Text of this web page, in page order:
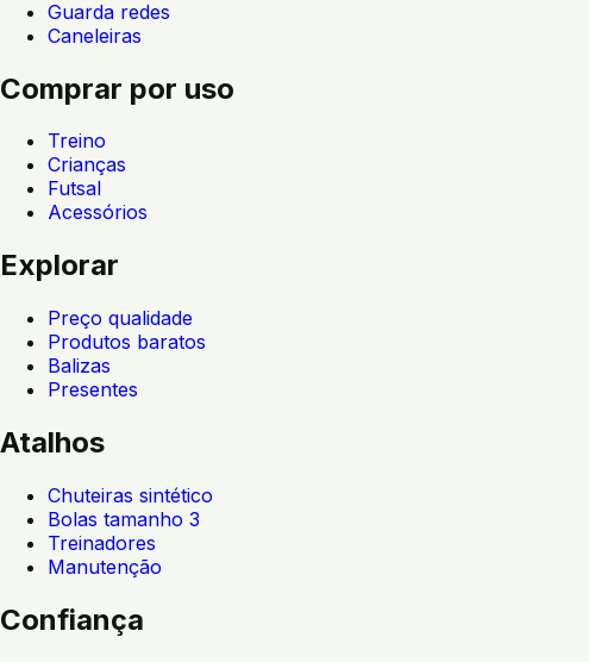
Guarda redes
Caneleiras
Comprar por uso
Treino
Crianças
Futsal
Acessórios
Explorar
Preço qualidade
Produtos baratos
Balizas
Presentes
Atalhos
Chuteiras sintético
Bolas tamanho 3
Treinadores
Manutenção
Confiança